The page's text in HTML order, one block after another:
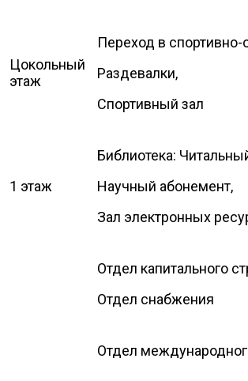
Цокольный
этаж
Переход в
Раздевалки,
Спортивный зал
1 этаж
Библиотека:
Научный абонемент,
Зал электронных
Отдел капитального
Отдел снабжения
Отдел